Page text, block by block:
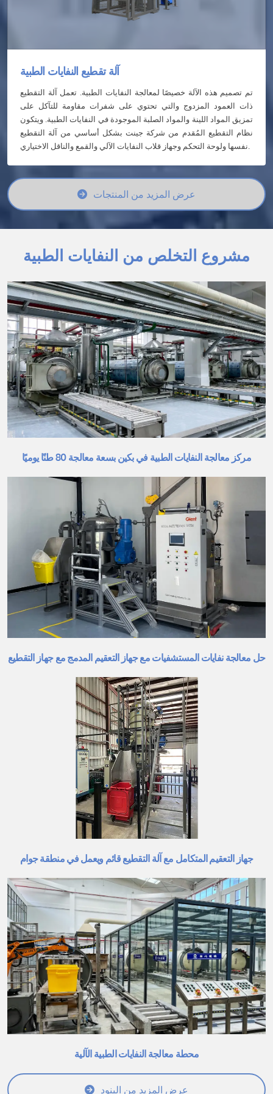
آلة تقطيع النفايات الطبية
تم تصميم هذه الآلة خصيصًا لمعالجة النفايات الطبية. تعمل آلة التقطيع
ذات العمود المزدوج والتي تحتوي على شفرات مقاومة للتآكل على
تمزيق المواد اللينة والمواد الصلبة الموجودة في النفايات الطبية. ويتكون
نظام التقطيع المُقدم من شركة جينت بشكل أساسي من آلة التقطيع
عرض المزيد من المنتجات
مشروع التخلص من النفايات الطبية
مركز معالجة النفايات الطبية في بكين بسعة معالجة 80 طنًا يوميًا
حل معالجة نفايات المستشفيات مع جهاز التعقيم المدمج مع جهاز التقطيع
جهاز التعقيم المتكامل مع آلة التقطيع قائم ويعمل في منطقة جوام
محطة معالجة النفايات الطبية الآلية
عرض المزيد من البنود